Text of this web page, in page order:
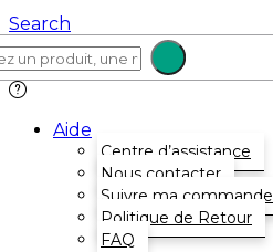
Search
Aide
Centre d’assistance
Nous contacter
Suivre ma commande
Politique de Retour
FAQ